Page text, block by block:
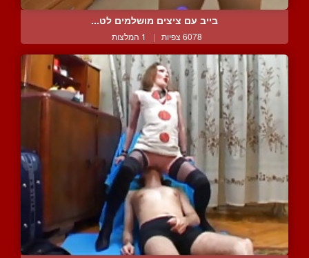
בייב עם ציצים מושלמים לט...
6078 צפיות | 1 המלצות